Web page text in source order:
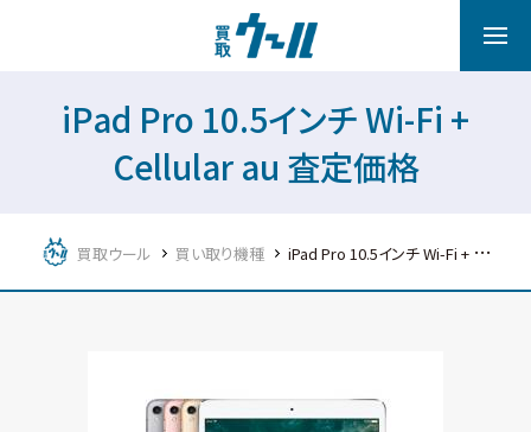
iPad Pro 10.5インチ Wi-Fi +
Cellular au 査定価格
買取ウール 買い取り機種 iPad Pro 10.5インチ Wi-Fi + Cellular au